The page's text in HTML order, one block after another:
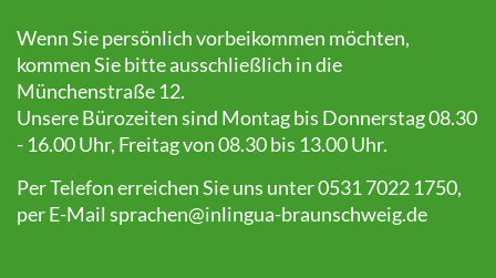
Wenn Sie persönlich vorbeikommen möchten,
kommen Sie bitte ausschließlich in die
Münchenstraße 12.
Unsere Bürozeiten sind Montag bis Donnerstag 08.30
- 16.00 Uhr, Freitag von 08.30 bis 13.00 Uhr.
Per Telefon erreichen Sie uns unter 0531 7022 1750,
per E-Mail sprachen@inlingua-braunschweig.de